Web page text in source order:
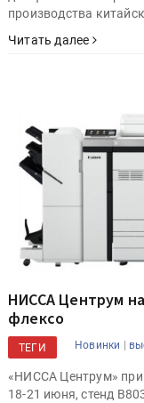
производства
Читать далее
НИССА Центрум
флексо
ТЕГИ Новинки |
«НИССА Центрум»
18-21 июня, стенд